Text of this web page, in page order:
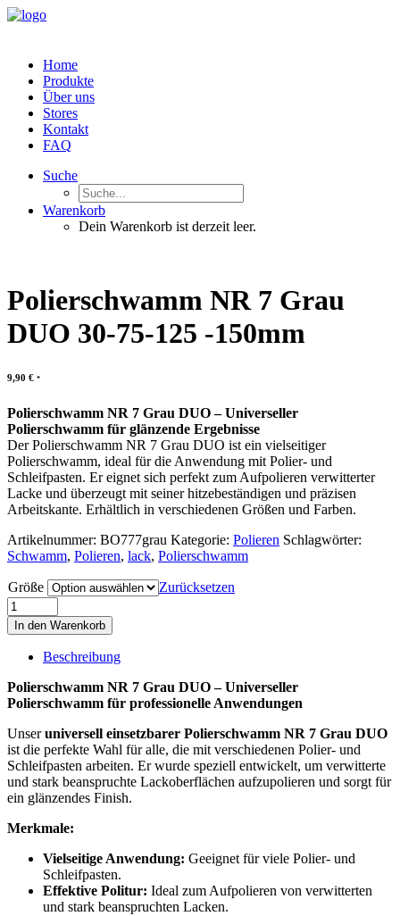
Home
Produkte
Über uns
Stores
Kontakt
FAQ
Suche
Warenkorb
Dein Warenkorb ist derzeit leer.
Polierschwamm NR 7 Grau
DUO 30-75-125 -150mm
9,90 € *
Polierschwamm NR 7 Grau DUO – Universeller
Polierschwamm für glänzende Ergebnisse
Der Polierschwamm NR 7 Grau DUO ist ein vielseitiger
Polierschwamm, ideal für die Anwendung mit Polier- und
Schleifpasten. Er eignet sich perfekt zum Aufpolieren verwitterter
Lacke und überzeugt mit seiner hitzebeständigen und präzisen
Arbeitskante. Erhältlich in verschiedenen Größen und Farben.
Artikelnummer: BO777grau Kategorie: Polieren Schlagwörter:
Schwamm, Polieren, lack, Polierschwamm
Größe
Zurücksetzen
Polierschwamm
NR
7
Grau
30-
75-
-150mm
Menge
In den Warenkorb
Beschreibung
Polierschwamm NR 7 Grau DUO – Universeller
Polierschwamm für professionelle Anwendungen
Unseruniversell einsetzbarer Polierschwamm NR 7 Grau DUO
ist die perfekte Wahl für alle, die mit verschiedenen Polier- und
Schleifpasten arbeiten. Er wurde speziell entwickelt, um verwitterte
und stark beanspruchte Lackoberflächen aufzupolieren und sorgt für
ein glänzendes Finish.
Merkmale:
Vielseitige Anwendung: Geeignet für viele Polier- und
Schleifpasten.
Effektive Politur: Ideal zum Aufpolieren von verwitterten
und stark beanspruchten Lacken.